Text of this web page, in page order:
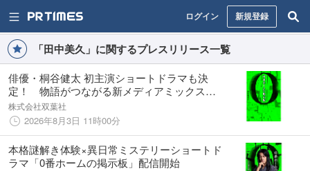
ログイン 新規登録
「田中美久」に関するプレスリリース一覧
俳優・桐谷健太 初主演ショートドラマも決
定！ 物語がつながる新メディアミックス企
画 謎解きクリエイター角谷進之介の「異日
常ミステリー小説」デビュー作ビジュアル謎
解き小説『０番ホームの掲示板』（双葉社）
株式会社双葉社
2026年8月3日 11時00分
本格謎解き体験×異日常ミステリーショートド
ラマ「0番ホームの掲示板」配信開始